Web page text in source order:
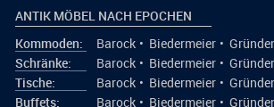
ANTIK MÖBEL NACH EPOCHEN
Kommoden:
Barock • Biedermeier •
Schränke:
Barock • Biedermeier •
Tische:
Barock • Biedermeier •
Buffets:
Barock • Biedermeier •